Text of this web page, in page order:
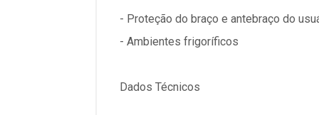
- Proteção do braço e antebraço do
- Ambientes frigoríficos
Dados Técnicos